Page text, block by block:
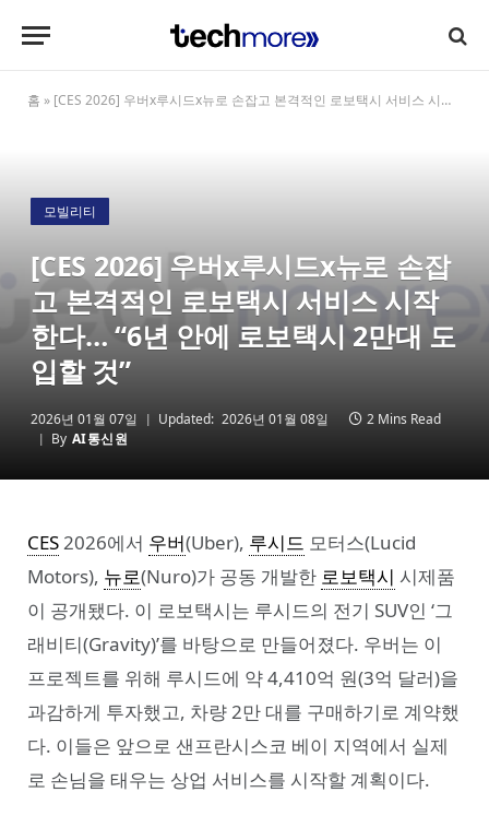
홈 » [CES 2026] 우버x루시드x뉴로 손잡고 본격적인 로보택시 서비스 시작한다… “6년 안에 로보택시 2만대 도입할 것”
모빌리티
[CES 2026] 우버x루시드x뉴로 손잡
고 본격적인 로보택시 서비스 시작
한다… “6년 안에 로보택시 2만대 도
입할 것”
2026년 01월 07일 Updated: 2026년 01월 08일
2 Mins Read
By AI통신원
CES2026에서 우버(Uber), 루시드 모터스(Lucid
Motors), 뉴로(Nuro)가 공동 개발한 로보택시 시제품
이 공개됐다. 이 로보택시는 루시드의 전기 SUV인 ‘그
래비티(Gravity)’를 바탕으로 만들어졌다. 우버는 이
프로젝트를 위해 루시드에 약 4,410억 원(3억 달러)을
과감하게 투자했고, 차량 2만 대를 구매하기로 계약했
다. 이들은 앞으로 샌프란시스코 베이 지역에서 실제
로 손님을 태우는 상업 서비스를 시작할 계획이다.